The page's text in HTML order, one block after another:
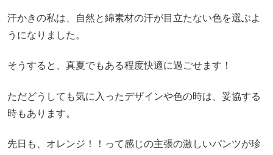
汗かきの私は、自然と綿素材の汗が目立たない色を選ぶよ
うになりました。
そうすると、真夏でもある程度快適に過ごせます！
ただどうしても気に入ったデザインや色の時は、妥協する
時もあります。
先日も、オレンジ！！って感じの主張の激しいパンツが珍